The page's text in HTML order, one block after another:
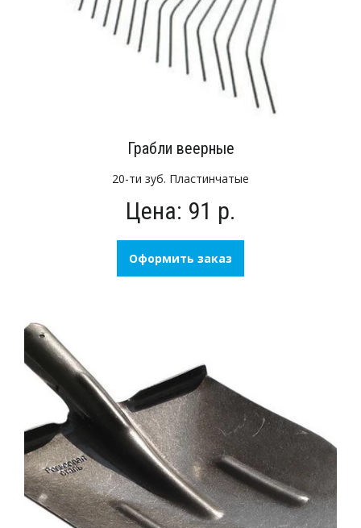
Грабли веерные
20-ти зуб. Пластинчатые
Цена: 91 р.
Оформить заказ